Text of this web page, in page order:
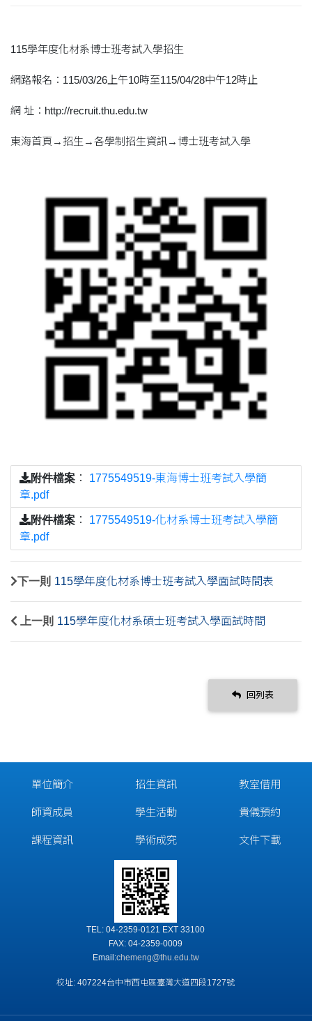
115學年度化材系博士班考試入學招生
網路報名：115/03/26上午10時至115/04/28中午12時止
網 址：http://recruit.thu.edu.tw
東海首頁→招生→各學制招生資訊→博士班考試入學
附件檔案 ： 1775549519-東海博士班考試入學簡
章.pdf
附件檔案 ： 1775549519-化材系博士班考試入學簡
章.pdf
下一則 115學年度化材系博士班考試入學面試時間表
上一則 115學年度化材系碩士班考試入學面試時間
回列表
單位簡介
師資成員
課程資訊
招生資訊
學生活動
學術成究
教室借用
貴儀預約
文件下載
TEL: 04-2359-0121 EXT 33100
FAX: 04-2359-0009
Email:chemeng@thu.edu.tw
校址: 407224台中市西屯區臺灣大道四段1727號